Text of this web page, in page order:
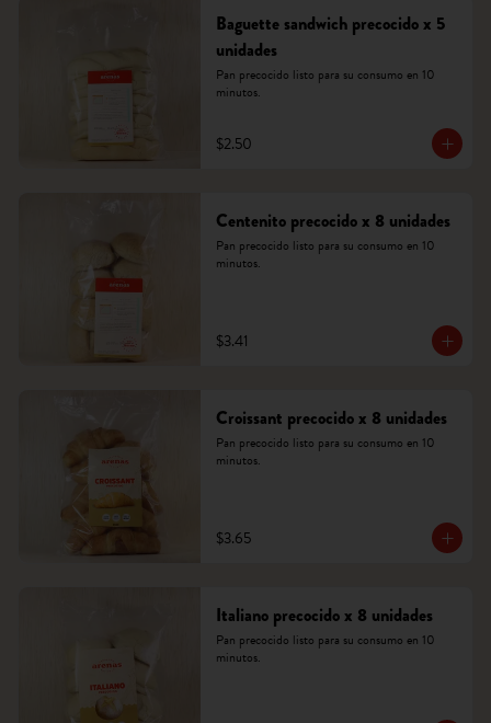
Baguette sandwich precocido x 5
unidades
Pan precocido listo para su consumo en 10
minutos.
$2.50
Centenito precocido x 8 unidades
Pan precocido listo para su consumo en 10
minutos.
$3.41
Croissant precocido x 8 unidades
Pan precocido listo para su consumo en 10
minutos.
$3.65
Italiano precocido x 8 unidades
Pan precocido listo para su consumo en 10
minutos.